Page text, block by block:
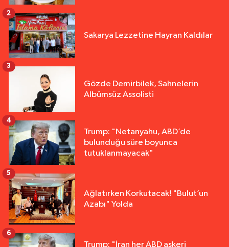
Sakarya Lezzetine Hayran Kaldılar
2
Gözde Demirbilek, Sahnelerin
Albümsüz Assolisti
3
Trump: "Netanyahu, ABD’de
bulunduğu süre boyunca
tutuklanmayacak"
4
Ağlatırken Korkutacak! "Bulut’un
Azabı" Yolda
5
Trump: "İran her ABD askeri
6